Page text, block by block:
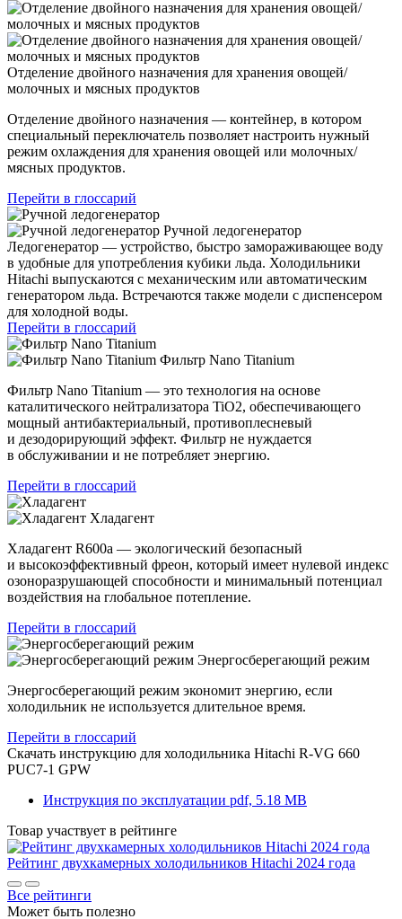
Отделение двойного назначения для хранения овощей/
молочных и мясных продуктов
Отделение двойного назначения — контейнер, в котором
специальный переключатель позволяет настроить нужный
режим охлаждения для хранения овощей или молочных/
мясных продуктов.
Перейти в глоссарий
Ручной ледогенератор
Ледогенератор — устройство, быстро замораживающее воду
в удобные для употребления кубики льда. Холодильники
Hitachi выпускаются с механическим или автоматическим
генератором льда. Встречаются также модели с диспенсером
для холодной воды.
Перейти в глоссарий
Фильтр Nano Titanium
Фильтр Nano Titanium — это технология на основе
каталитического нейтрализатора TiO2, обеспечивающего
мощный антибактериальный, противоплесневый
и дезодорирующий эффект. Фильтр не нуждается
в обслуживании и не потребляет энергию.
Перейти в глоссарий
Хладагент
Хладагент R600a — экологический безопасный
и высокоэффективный фреон, который имеет нулевой индекс
озоноразрушающей способности и минимальный потенциал
воздействия на глобальное потепление.
Перейти в глоссарий
Энергосберегающий режим
Энергосберегающий режим экономит энергию, если
холодильник не используется длительное время.
Перейти в глоссарий
Скачать инструкцию для холодильника Hitachi R-VG 660
PUC7-1 GPW
Инструкция по эксплуатации pdf, 5.18 MB
Товар участвует в рейтинге
Рейтинг двухкамерных холодильников Hitachi 2024 года
Все рейтинги
Может быть полезно